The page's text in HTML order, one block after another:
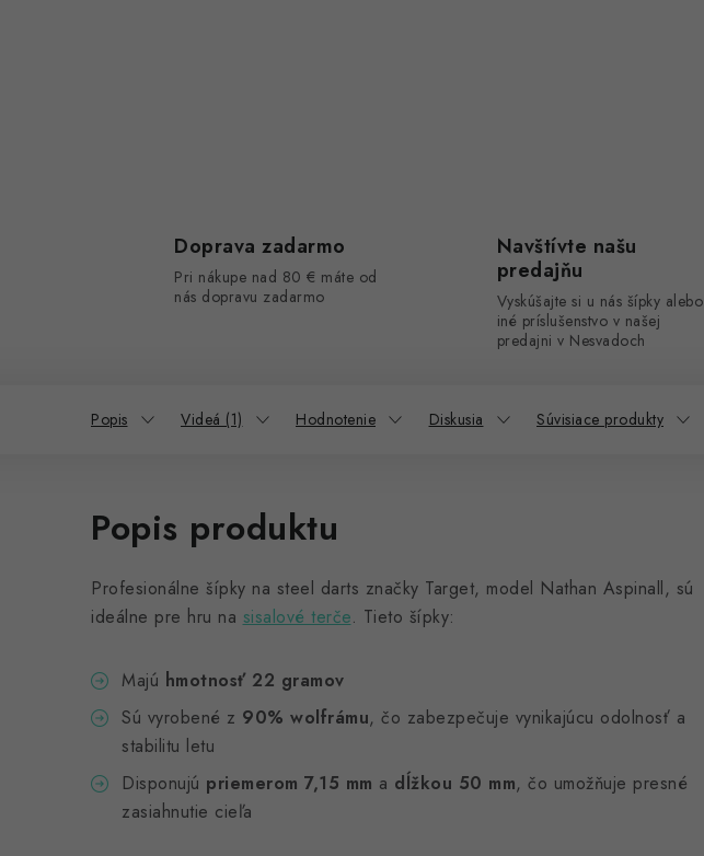
Doprava zadarmo
Pri nákupe nad 80 € máte od
nás dopravu zadarmo
Navštívte našu
predajňu
Vyskúšajte si u nás šípky alebo
iné príslušenstvo v našej
predajni v Nesvadoch
Popis Videá (1) Hodnotenie Diskusia Súvisiace produkty
Popis produktu
Profesionálne šípky na steel darts značky Target, model Nathan Aspinall, sú
ideálne pre hru na sisalové terče. Tieto šípky:
Majú hmotnosť 22 gramov
Sú vyrobené z 90% wolfrámu, čo zabezpečuje vynikajúcu odolnosť a
stabilitu letu
Disponujú priemerom 7,15 mm a dĺžkou 50 mm, čo umožňuje presné
zasiahnutie cieľa